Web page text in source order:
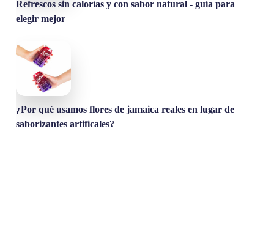
Refrescos sin calorías y con sabor natural - guía para
elegir mejor
¿Por qué usamos flores de jamaica reales en lugar de
saborizantes artificales?